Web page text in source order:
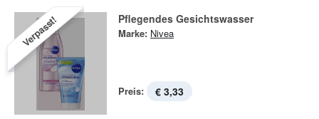
Verpasst! Pflegendes Gesichtswasser
Marke: Nivea
Preis: € 3,33